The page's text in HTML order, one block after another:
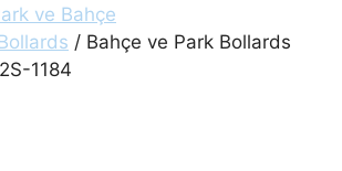
ve Bahçe
/ Bahçe ve Park Bollards
1184